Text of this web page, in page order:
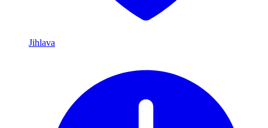
Jihlava